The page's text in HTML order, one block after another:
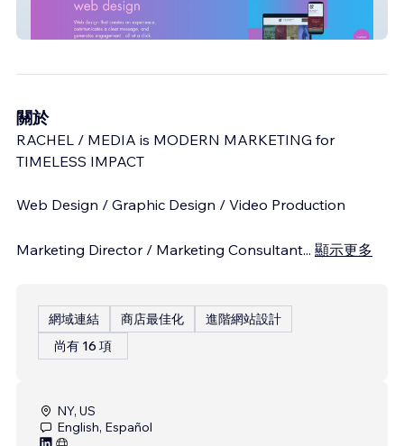
Rachel / Media
關於
RACHEL / MEDIA is MODERN MARKETING for
TIMELESS IMPACT
Web Design / Graphic Design / Video Production
Marketing Director / Marketing Consultant... 顯示更多
網域連結 商店最佳化
進階網站設計
尚有 16 項
NY, US
English, Español